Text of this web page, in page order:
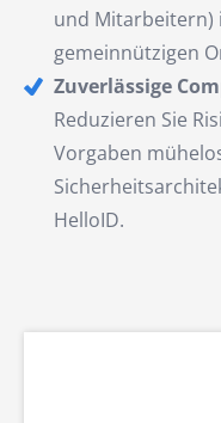
und Mitarbeitern)
gemeinnützigen
Zuverlässige
Reduzieren Sie
Vorgaben
HelloID.